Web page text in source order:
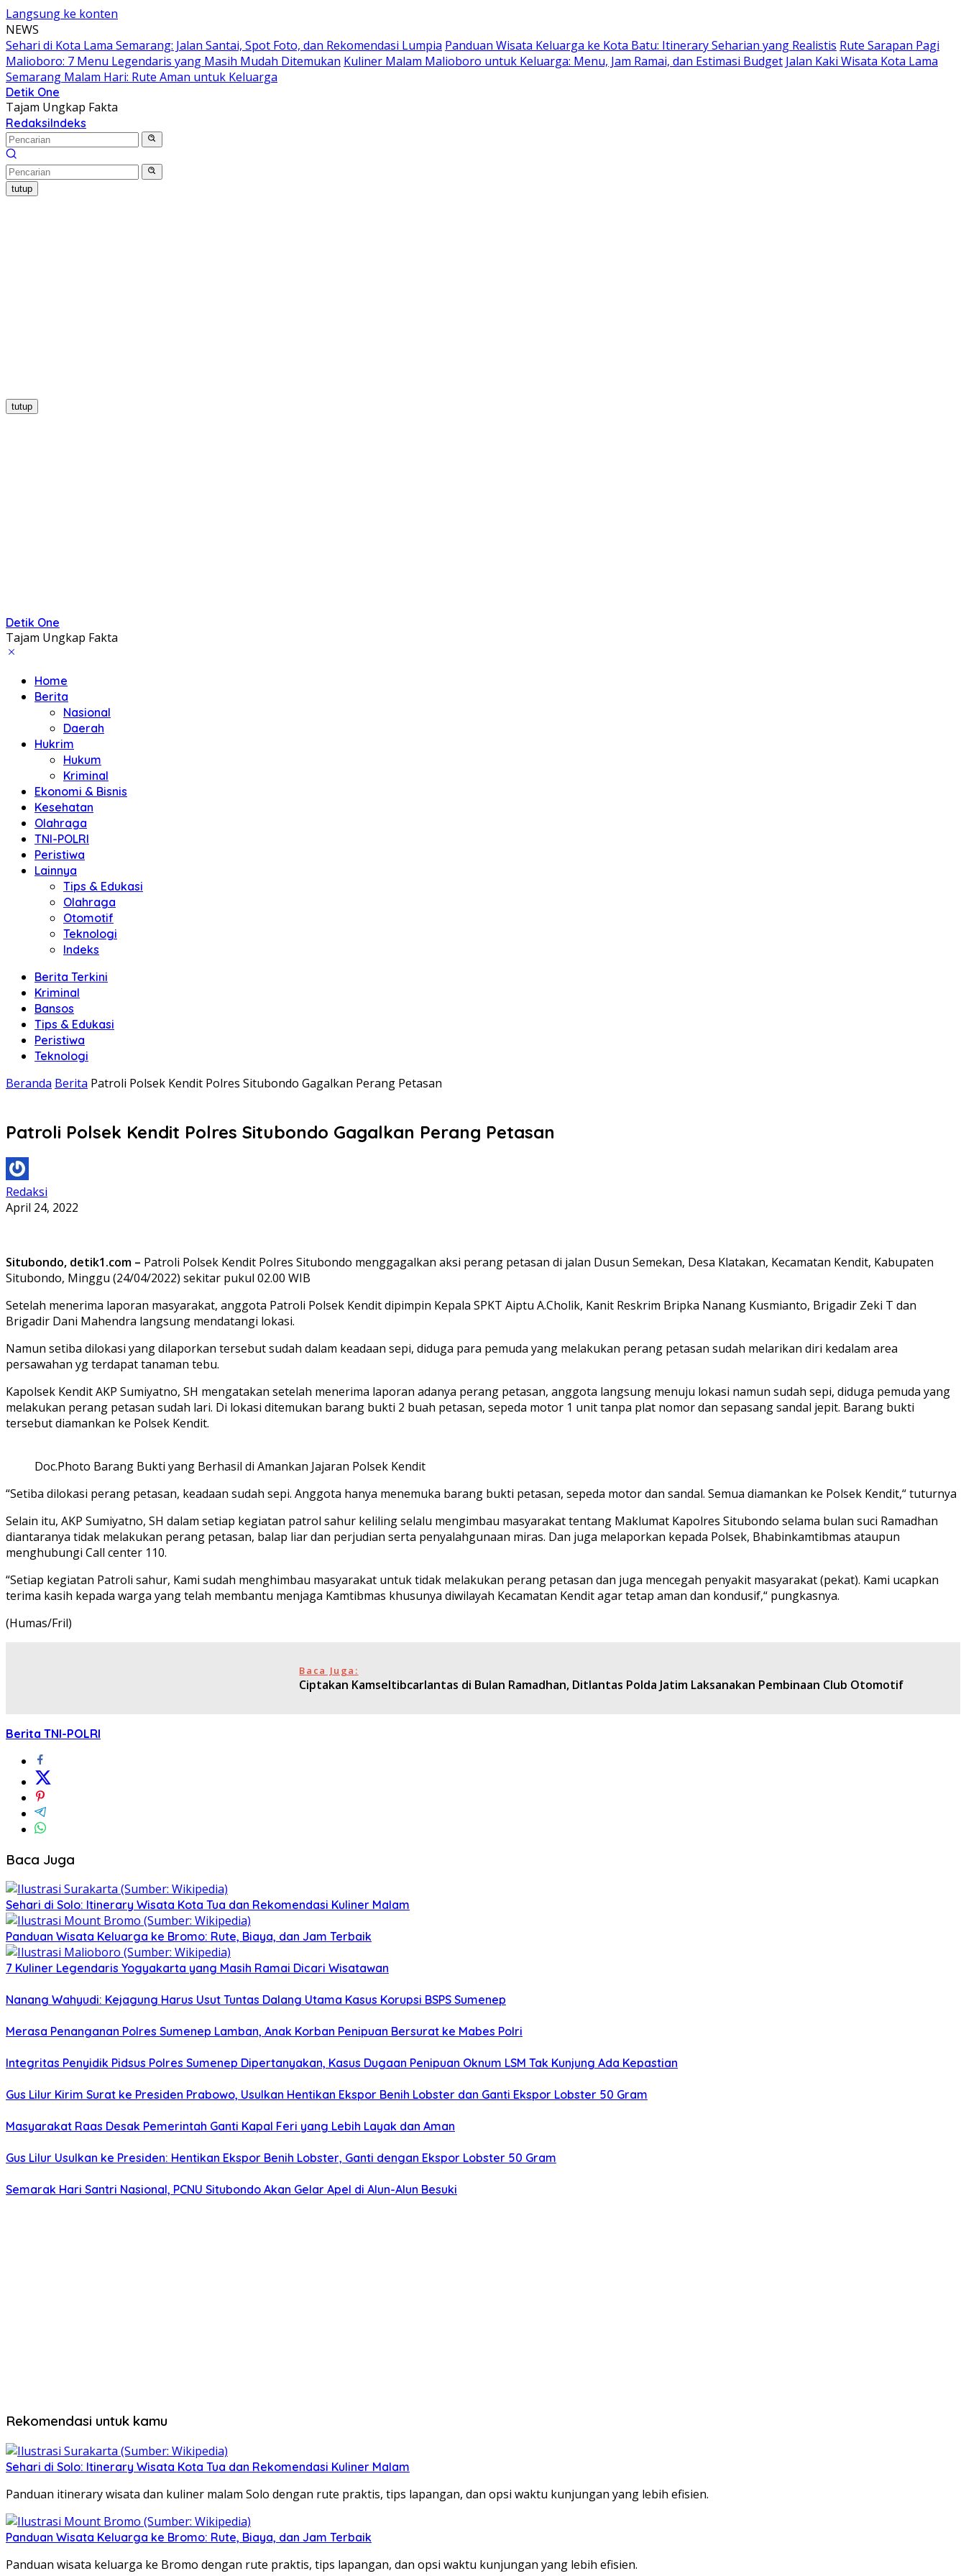
Langsung ke konten
NEWS
Sehari di Kota Lama Semarang: Jalan Santai, Spot Foto, dan Rekomendasi Lumpia Panduan Wisata Keluarga ke Kota Batu: Itinerary Seharian yang Realistis Rute Sarapan Pagi
Malioboro: 7 Menu Legendaris yang Masih Mudah Ditemukan Kuliner Malam Malioboro untuk Keluarga: Menu, Jam Ramai, dan Estimasi Budget Jalan Kaki Wisata Kota Lama
Semarang Malam Hari: Rute Aman untuk Keluarga
Detik One
Tajam Ungkap Fakta
RedaksiIndeks
tutup
tutup
Detik One
Tajam Ungkap Fakta
Home
Berita
Nasional
Daerah
Hukrim
Hukum
Kriminal
Ekonomi & Bisnis
Kesehatan
Olahraga
TNI-POLRI
Peristiwa
Lainnya
Tips & Edukasi
Olahraga
Otomotif
Teknologi
Indeks
Berita Terkini
Kriminal
Bansos
Tips & Edukasi
Peristiwa
Teknologi
Beranda Berita Patroli Polsek Kendit Polres Situbondo Gagalkan Perang Petasan
Patroli Polsek Kendit Polres Situbondo Gagalkan Perang Petasan
Redaksi
April 24, 2022
Situbondo, detik1.com – Patroli Polsek Kendit Polres Situbondo menggagalkan aksi perang petasan di jalan Dusun Semekan, Desa Klatakan, Kecamatan Kendit, Kabupaten
Situbondo, Minggu (24/04/2022) sekitar pukul 02.00 WIB
Setelah menerima laporan masyarakat, anggota Patroli Polsek Kendit dipimpin Kepala SPKT Aiptu A.Cholik, Kanit Reskrim Bripka Nanang Kusmianto, Brigadir Zeki T dan
Brigadir Dani Mahendra langsung mendatangi lokasi.
Namun setiba dilokasi yang dilaporkan tersebut sudah dalam keadaan sepi, diduga para pemuda yang melakukan perang petasan sudah melarikan diri kedalam area
persawahan yg terdapat tanaman tebu.
Kapolsek Kendit AKP Sumiyatno, SH mengatakan setelah menerima laporan adanya perang petasan, anggota langsung menuju lokasi namun sudah sepi, diduga pemuda yang
melakukan perang petasan sudah lari. Di lokasi ditemukan barang bukti 2 buah petasan, sepeda motor 1 unit tanpa plat nomor dan sepasang sandal jepit. Barang bukti
tersebut diamankan ke Polsek Kendit.
Doc.Photo Barang Bukti yang Berhasil di Amankan Jajaran Polsek Kendit
“Setiba dilokasi perang petasan, keadaan sudah sepi. Anggota hanya menemuka barang bukti petasan, sepeda motor dan sandal. Semua diamankan ke Polsek Kendit,“ tuturnya
Selain itu, AKP Sumiyatno, SH dalam setiap kegiatan patrol sahur keliling selalu mengimbau masyarakat tentang Maklumat Kapolres Situbondo selama bulan suci Ramadhan
diantaranya tidak melakukan perang petasan, balap liar dan perjudian serta penyalahgunaan miras. Dan juga melaporkan kepada Polsek, Bhabinkamtibmas ataupun
menghubungi Call center 110.
“Setiap kegiatan Patroli sahur, Kami sudah menghimbau masyarakat untuk tidak melakukan perang petasan dan juga mencegah penyakit masyarakat (pekat). Kami ucapkan
terima kasih kepada warga yang telah membantu menjaga Kamtibmas khusunya diwilayah Kecamatan Kendit agar tetap aman dan kondusif,“ pungkasnya.
(Humas/Fril)
Baca Juga:
Ciptakan Kamseltibcarlantas di Bulan Ramadhan, Ditlantas Polda Jatim Laksanakan Pembinaan Club Otomotif
Berita TNI-POLRI
Baca Juga
Sehari di Solo: Itinerary Wisata Kota Tua dan Rekomendasi Kuliner Malam
Panduan Wisata Keluarga ke Bromo: Rute, Biaya, dan Jam Terbaik
7 Kuliner Legendaris Yogyakarta yang Masih Ramai Dicari Wisatawan
Nanang Wahyudi: Kejagung Harus Usut Tuntas Dalang Utama Kasus Korupsi BSPS Sumenep
Merasa Penanganan Polres Sumenep Lamban, Anak Korban Penipuan Bersurat ke Mabes Polri
Integritas Penyidik Pidsus Polres Sumenep Dipertanyakan, Kasus Dugaan Penipuan Oknum LSM Tak Kunjung Ada Kepastian
Gus Lilur Kirim Surat ke Presiden Prabowo, Usulkan Hentikan Ekspor Benih Lobster dan Ganti Ekspor Lobster 50 Gram
Masyarakat Raas Desak Pemerintah Ganti Kapal Feri yang Lebih Layak dan Aman
Gus Lilur Usulkan ke Presiden: Hentikan Ekspor Benih Lobster, Ganti dengan Ekspor Lobster 50 Gram
Semarak Hari Santri Nasional, PCNU Situbondo Akan Gelar Apel di Alun-Alun Besuki
Rekomendasi untuk kamu
Sehari di Solo: Itinerary Wisata Kota Tua dan Rekomendasi Kuliner Malam
Panduan itinerary wisata dan kuliner malam Solo dengan rute praktis, tips lapangan, dan opsi waktu kunjungan yang lebih efisien.
Panduan Wisata Keluarga ke Bromo: Rute, Biaya, dan Jam Terbaik
Panduan wisata keluarga ke Bromo dengan rute praktis, tips lapangan, dan opsi waktu kunjungan yang lebih efisien.